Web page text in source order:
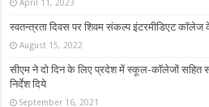
April 11, 2023
स्वतन्त्रता दिवस पर शिवम संकल्प इंटरमीडिएट कॉलेज
August 15, 2022
सीएम ने दो दिन के लिए प्रदेश में स्कूल-कॉलेजों सहित
निर्देश दिये
September 16, 2021